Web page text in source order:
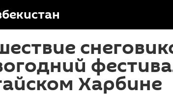
Харбине